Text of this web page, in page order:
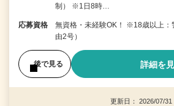
制） ※1日8時…
応募資格
無資格・未経験OK！ ※18歳以上：
由2号）
後で見る 詳細を
更新日： 2026/07/